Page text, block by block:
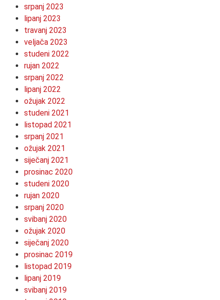
srpanj 2023
lipanj 2023
travanj 2023
veljača 2023
studeni 2022
rujan 2022
srpanj 2022
lipanj 2022
ožujak 2022
studeni 2021
listopad 2021
srpanj 2021
ožujak 2021
siječanj 2021
prosinac 2020
studeni 2020
rujan 2020
srpanj 2020
svibanj 2020
ožujak 2020
siječanj 2020
prosinac 2019
listopad 2019
lipanj 2019
svibanj 2019